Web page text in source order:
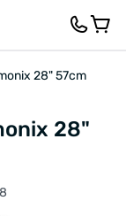
28" 57cm
28"
EN VRAGEN